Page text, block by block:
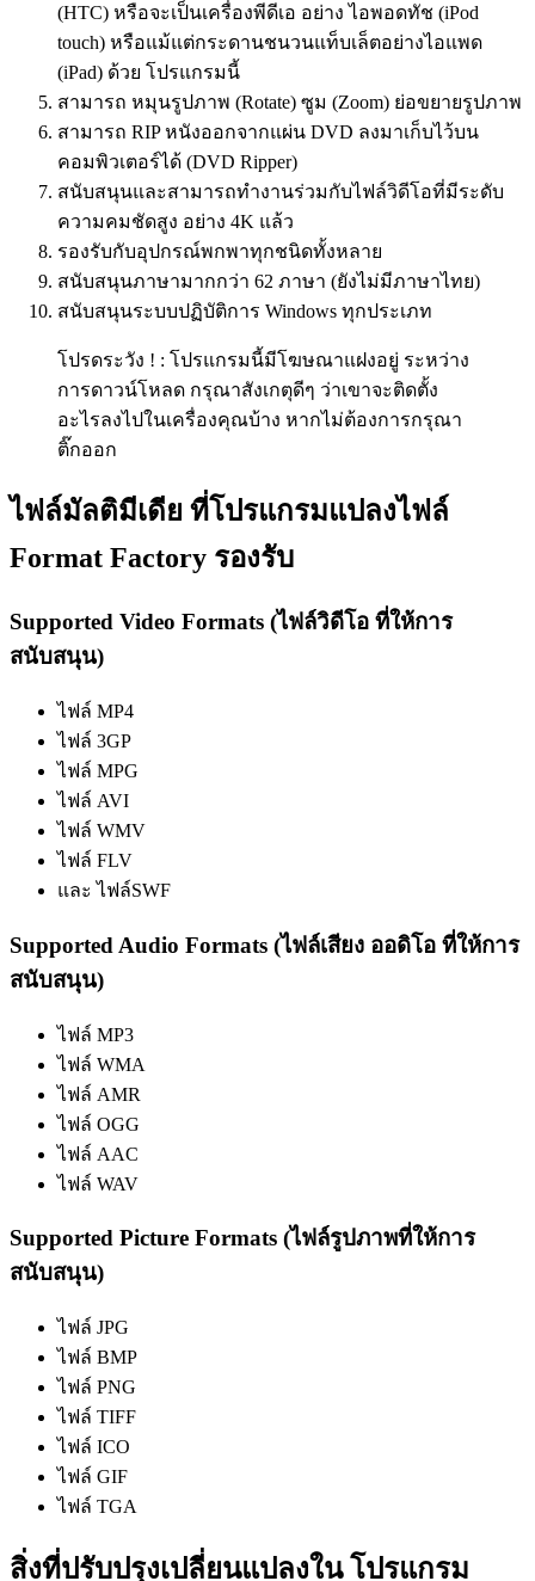
(HTC) หรือจะเป็นเครื่องพีดีเอ อย่าง ไอพอดทัช (iPod
touch) หรือแม้แต่กระดานชนวนแท็บเล็ตอย่างไอแพด
(iPad) ด้วย โปรแกรมนี้
สามารถ หมุนรูปภาพ (Rotate) ซูม (Zoom) ย่อขยายรูปภาพ
สามารถ RIP หนังออกจากแผ่น DVD ลงมาเก็บไว้บน
คอมพิวเตอร์ได้ (DVD Ripper)
สนับสนุนและสามารถทำงานร่วมกับไฟล์วิดีโอที่มีระดับ
ความคมชัดสูง อย่าง 4K แล้ว
รองรับกับอุปกรณ์พกพาทุกชนิดทั้งหลาย
สนับสนุนภาษามากกว่า 62 ภาษา (ยังไม่มีภาษาไทย)
สนับสนุนระบบปฏิบัติการ Windows ทุกประเภท
โปรดระวัง ! : โปรแกรมนี้มีโฆษณาแฝงอยู่ ระหว่าง
การดาวน์โหลด กรุณาสังเกตุดีๆ ว่าเขาจะติดตั้ง
อะไรลงไปในเครื่องคุณบ้าง หากไม่ต้องการกรุณา
ติ๊กออก
ไฟล์มัลติมีเดีย ที่โปรแกรมแปลงไฟล์
Format Factory รองรับ
Supported Video Formats (ไฟล์วิดีโอ ที่ให้การ
สนับสนุน)
ไฟล์ MP4
ไฟล์ 3GP
ไฟล์ MPG
ไฟล์ AVI
ไฟล์ WMV
ไฟล์ FLV
และ ไฟล์SWF
Supported Audio Formats (ไฟล์เสียง ออดิโอ ที่ให้การ
สนับสนุน)
ไฟล์ MP3
ไฟล์ WMA
ไฟล์ AMR
ไฟล์ OGG
ไฟล์ AAC
ไฟล์ WAV
Supported Picture Formats (ไฟล์รูปภาพที่ให้การ
สนับสนุน)
ไฟล์ JPG
ไฟล์ BMP
ไฟล์ PNG
ไฟล์ TIFF
ไฟล์ ICO
ไฟล์ GIF
ไฟล์ TGA
สิ่งที่ปรับปรุงเปลี่ยนแปลงใน โปรแกรม